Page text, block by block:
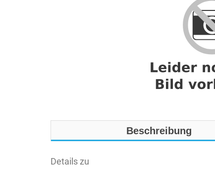
Beschreibung
Details zu